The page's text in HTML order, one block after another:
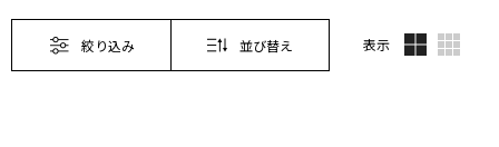
絞り込み 並び替え 表示